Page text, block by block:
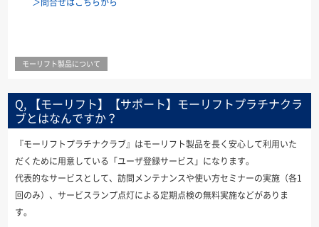
モーリフト製品について
Q, 【モーリフト】【サポート】モーリフトプラチナクラ
ブとはなんですか？
『モーリフトプラチナクラブ』はモーリフト製品を長く安心して利用いた
だくために用意している「ユーザ登録サービス」になります。
代表的なサービスとして、訪問メンテナンスや使い方セミナーの実施（各1
回のみ）、サービスランプ点灯による定期点検の無料実施などがありま
す。